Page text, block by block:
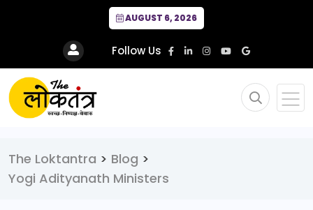
AUGUST 6, 2026
Follow Us
The Loktantra > Blog >
Yogi Adityanath Ministers